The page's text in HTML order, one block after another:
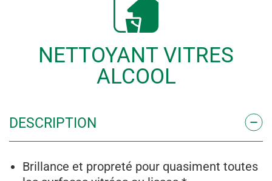
NETTOYANT VITRES
ALCOOL
DES­CRIP­TION
Brillance et propreté pour quasiment toutes